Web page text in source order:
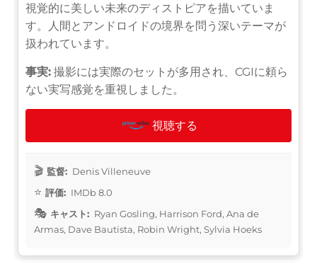
視覚的に美しい未来のディストピアを描いていま
す。人間とアンドロイドの境界を問う深いテーマが
扱われています。
事実: 撮影には実際のセットが多用され、CGIに頼ら
ない実写感覚を重視しました。
視聴する
監督: Denis Villeneuve
評価: IMDb 8.0
キャスト: Ryan Gosling, Harrison Ford, Ana de
Armas, Dave Bautista, Robin Wright, Sylvia Hoeks